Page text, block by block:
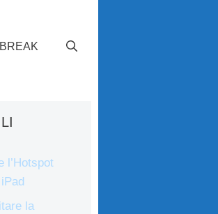
l’Hotspot
la